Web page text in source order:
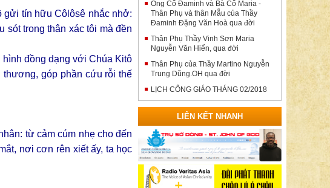
tín hữu Côlôsê nhắc nhở:
sót trong thân xác tôi mà đền
đồng dạng với Chúa Kitô
thương, góp phần cứu rỗi thế
từ cảm cúm nhẹ cho đến
nơi cơn rên xiết ấy, ta học
Ông Cố Đaminh và Bà Cố Maria -
Thân Phụ và thân Mẫu của Thầy
Đaminh Đặng Văn Hoà qua đời
Thân Phụ Thầy Vinh Sơn Maria
Nguyễn Văn Hiển, qua đời
Thân Phụ của Thầy Martino Nguyễn
Trung Dũng.OH qua đời
LỊCH CÔNG GIÁO THÁNG 02/2018
LIÊN KẾT NHANH